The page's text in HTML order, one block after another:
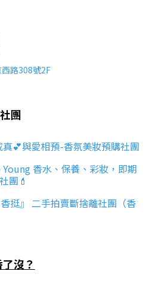
路308號2F
團
真💕與愛相預-香氛美妝預購社團
Young 香水、保養、彩妝，即期
團💄
挺』 二手拍賣斷捨離社團（香
沒？